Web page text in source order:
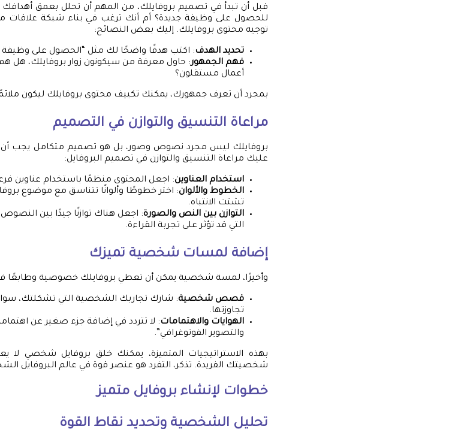
قبل أن تبدأ في تصميم بروفايلك، من المهم أن تحلل بعمق
للحصول على وظيفة جديدة؟ أم أنك ترغب في بناء شبكة
توجيه محتوى بروفايلك. إليك بعض النصائح:
تحديد الهدف: اكتب هدفًا واضحًا لك مثل “الحصول على وظيفة
فهم الجمهور: حاول معرفة من سيكونون زوار بروفايلك، هل
أعمال مستقلون؟
بمجرد أن تعرف جمهورك، يمكنك تكييف محتوى بروفايلك ليكون
مراعاة التنسيق والتوازن في التصميم
بروفايلك ليس مجرد نصوص وصور، بل هو تصميم متكامل يجب أن
عليك مراعاة التنسيق والتوازن في تصميم البروفايل:
استخدام العناوين: اجعل المحتوى منظمًا باستخدام عناوين
الخطوط والألوان: اختر خطوطًا وألوانًا تتناسق مع موضوع
تشتت الانتباه.
التوازن بين النص والصورة: اجعل هناك توازنًا جيدًا بين
التي قد تؤثر على تجربة القراءة.
إضافة لمسات شخصية تميزك
وأخيرًا، لمسة شخصية يمكن أن تعطي بروفايلك خصوصية وطابعًا
قصص شخصية: شارك تجاربك الشخصية التي تشكلتك، سواء
تجاوزتها.
الهوايات والاهتمامات: لا تتردد في إضافة جزء صغير عن
والتصوير الفوتوغرافي”.
بهذه الاستراتيجيات المتميزة، يمكنك خلق بروفايل شخصي
شخصيتك الفريدة. تذكر، التفرد هو عنصر قوة في عالم البروفايل
خطوات لإنشاء بروفايل متميز
تحليل الشخصية وتحديد نقاط القوة